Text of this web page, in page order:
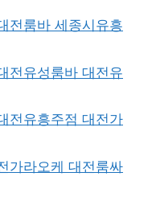
전룸바 세종시유흥
전유성룸바 대전유
전유흥주점 대전가
가라오케 대전룸싸